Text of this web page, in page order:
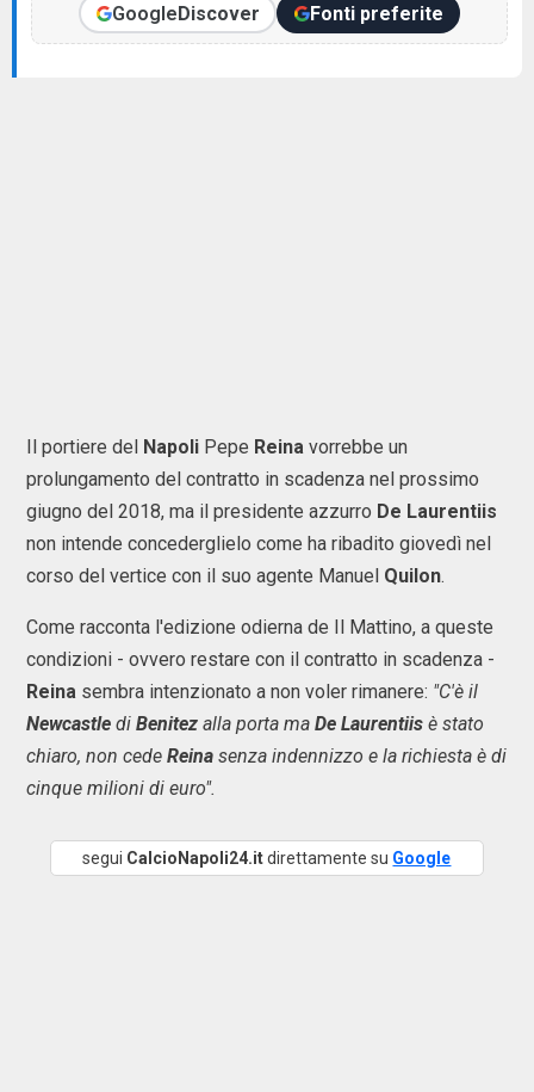
GoogleDiscover Fonti preferite
Il portiere del Napoli Pepe Reina vorrebbe un
prolungamento del contratto in scadenza nel prossimo
giugno del 2018, ma il presidente azzurro De Laurentiis
non intende concederglielo come ha ribadito giovedì nel
corso del vertice con il suo agente Manuel Quilon.
Come racconta l'edizione odierna de Il Mattino, a queste
condizioni - ovvero restare con il contratto in scadenza -
Reina sembra intenzionato a non voler rimanere: "C'è il
Newcastle di Benitez alla porta ma De Laurentiis è stato
chiaro, non cede Reina senza indennizzo e la richiesta è di
cinque milioni di euro".
segui CalcioNapoli24.itdirettamente su Google